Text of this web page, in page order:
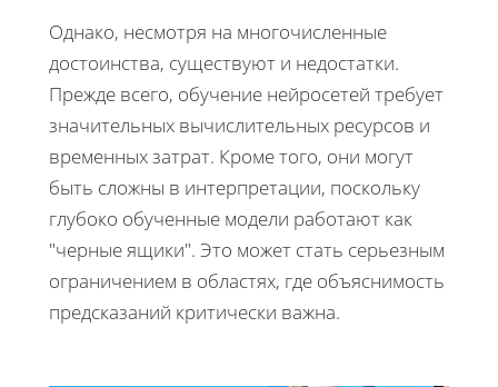
Однако, несмотря на многочисленные
достоинства, существуют и недостатки.
Прежде всего, обучение нейросетей требует
значительных вычислительных ресурсов и
временных затрат. Кроме того, они могут
быть сложны в интерпретации, поскольку
глубоко обученные модели работают как
"черные ящики". Это может стать серьезным
ограничением в областях, где объяснимость
предсказаний критически важна.